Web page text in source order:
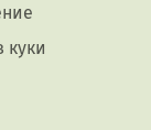
куки